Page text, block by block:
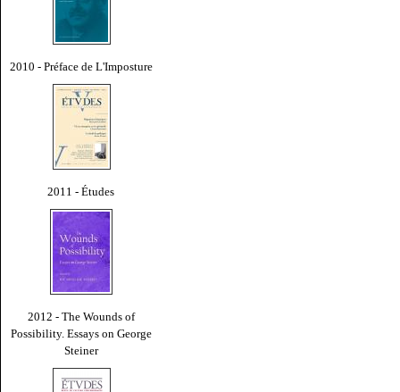
2010 - Préface de L'Imposture
2011 - Études
2012 - The Wounds of
Possibility. Essays on George
Steiner